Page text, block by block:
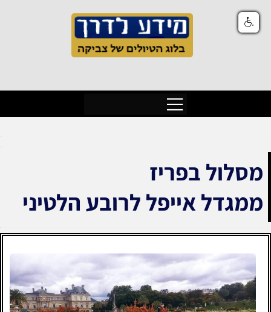
מסלול בפריז
ממגדל אייפל לרובע הלטיני